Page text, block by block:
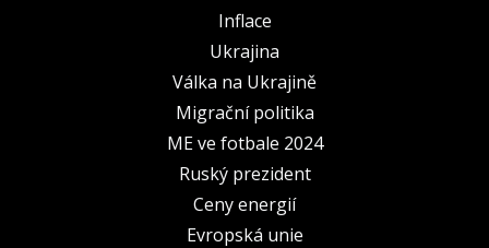
Inflace
Ukrajina
Válka na Ukrajině
Migrační politika
ME ve fotbale 2024
Ruský prezident
Ceny energií
Evropská unie